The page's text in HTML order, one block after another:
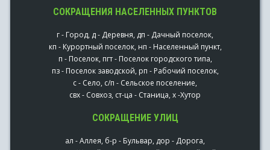
СОКРАЩЕНИЯ НАСЕЛЕННЫХ ПУНКТОВ
г - Город, д - Деревня, дп - Дачный поселок,
кп - Курортный поселок, нп - Населенный пункт,
п - Поселок, пгт - Поселок городского типа,
пз - Поселок заводской, рп - Рабочий поселок,
с - Село, с/п - Сельское поселение,
свх - Совхоз, ст-ца - Станица, х -Хутор
СОКРАЩЕНИЕ УЛИЦ
ал - Аллея, б-р - Бульвар, дор - Дорога,